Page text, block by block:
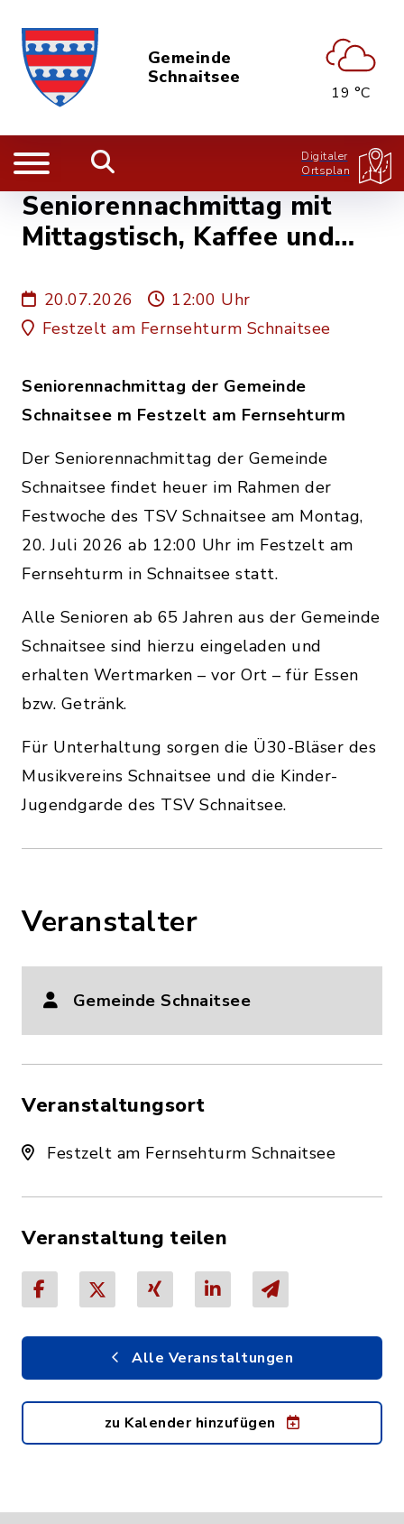
Gemeinde
Schnaitsee
19 °C
Digitaler
Ortsplan
Seniorennachmittag mit
Mittagstisch, Kaffee und
Fernsehturm - Gemeinde
Schnaitsee
20.07.2026
12:00 Uhr
Festzelt am Fernsehturm Schnaitsee
Seniorennachmittag der Gemeinde
Schnaitsee m Festzelt am Fernsehturm
Der Seniorennachmittag der Gemeinde
Schnaitsee findet heuer im Rahmen der
Festwoche des TSV Schnaitsee am Montag,
20. Juli 2026 ab 12:00 Uhr im Festzelt am
Fernsehturm in Schnaitsee statt.
Alle Senioren ab 65 Jahren aus der Gemeinde
Schnaitsee sind hierzu eingeladen und
erhalten Wertmarken – vor Ort – für Essen
bzw. Getränk.
Für Unterhaltung sorgen die Ü30-Bläser des
Musikvereins Schnaitsee und die Kinder-
Jugendgarde des TSV Schnaitsee.
Veranstalter
Gemeinde Schnaitsee
Veranstaltungsort
Festzelt am Fernsehturm Schnaitsee
Veranstaltung teilen
Alle Veranstaltungen
zu Kalender hinzufügen